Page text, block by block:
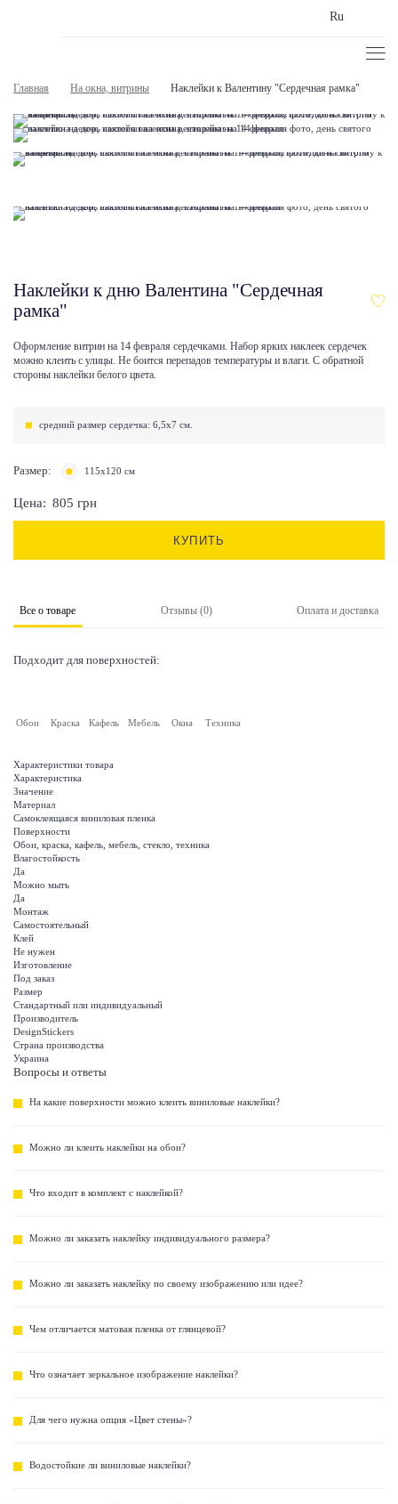
Ru
Главная На окна, витрины Наклейки к Валентину "Сердечная рамка"
Наклейки к дню Валентина "Сердечная
рамка"
Оформление витрин на 14 февраля сердечками. Набор ярких наклеек сердечек
можно клеить с улицы. Не боится перепадов температуры и влаги. С обратной
стороны наклейки белого цвета.
средний размер сердечка: 6,5х7 см.
Размер: 115х120 см
Цена: 805 грн
КУПИТЬ
Все о товаре Отзывы (0) Оплата и доставка
Подходит для поверхностей:
Обои Краска Кафель Мебель Окна Техника
Характеристики товара
Характеристика
Значение
Материал
Самоклеящаяся виниловая пленка
Поверхности
Обои, краска, кафель, мебель, стекло, техника
Влагостойкость
Да
Можно мыть
Да
Монтаж
Самостоятельный
Клей
Не нужен
Изготовление
Под заказ
Размер
Стандартный или индивидуальный
Производитель
DesignStickers
Страна производства
Украина
Вопросы и ответы
На какие поверхности можно клеить виниловые наклейки?
Можно ли клеить наклейки на обои?
Что входит в комплект с наклейкой?
Можно ли заказать наклейку индивидуального размера?
Можно ли заказать наклейку по своему изображению или идее?
Чем отличается матовая пленка от глянцевой?
Что означает зеркальное изображение наклейки?
Для чего нужна опция «Цвет стены»?
Водостойкие ли виниловые наклейки?